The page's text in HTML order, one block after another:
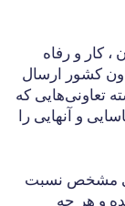
کار و رفاه
کشور ارسال
تعاونی‌هایی که
و آنهایی را
مشخص نسبت
و هر چه